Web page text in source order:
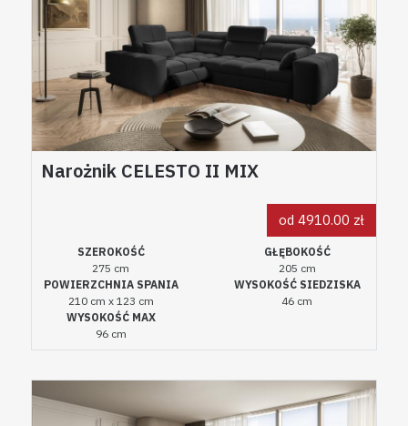
Narożnik CELESTO II MIX
od 4910.00 zł
SZEROKOŚĆ
275 cm
GŁĘBOKOŚĆ
205 cm
POWIERZCHNIA SPANIA
210 cm x 123 cm
WYSOKOŚĆ SIEDZISKA
46 cm
WYSOKOŚĆ MAX
96 cm